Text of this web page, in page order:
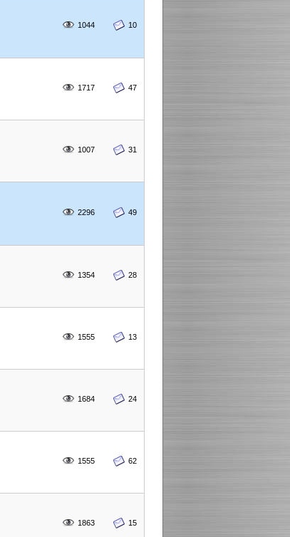
1044 10
1717 47
1007 31
2296 49
1354 28
1555 13
1684 24
1555 62
1863 15